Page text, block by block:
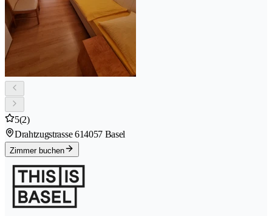
5(2)
Drahtzugstrasse 614057 Basel
Zimmer buchen